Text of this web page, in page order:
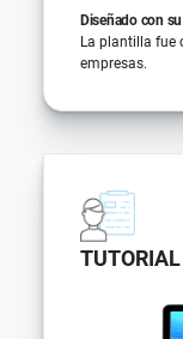
Diseñado con
La plantilla fue
empresas.